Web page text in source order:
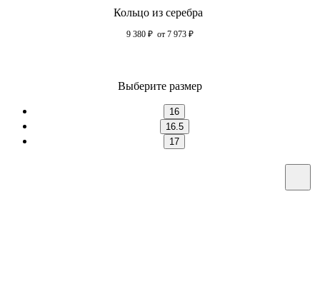
Кольцо из серебра
9 380 ₽ от 7 973 ₽
Выберите размер
16
16.5
17